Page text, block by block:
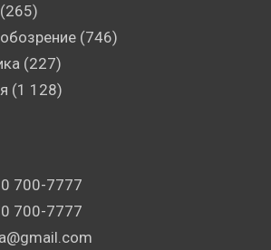
(265)
(746)
(227)
(1 128)
700-7777
700-7777